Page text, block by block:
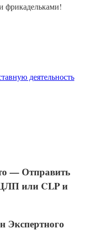
фрикадельками!
— Отправить
ЦЛП или CLP и
Экспертного